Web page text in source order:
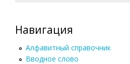
Навигация
Алфавитный справочник
Вводное слово